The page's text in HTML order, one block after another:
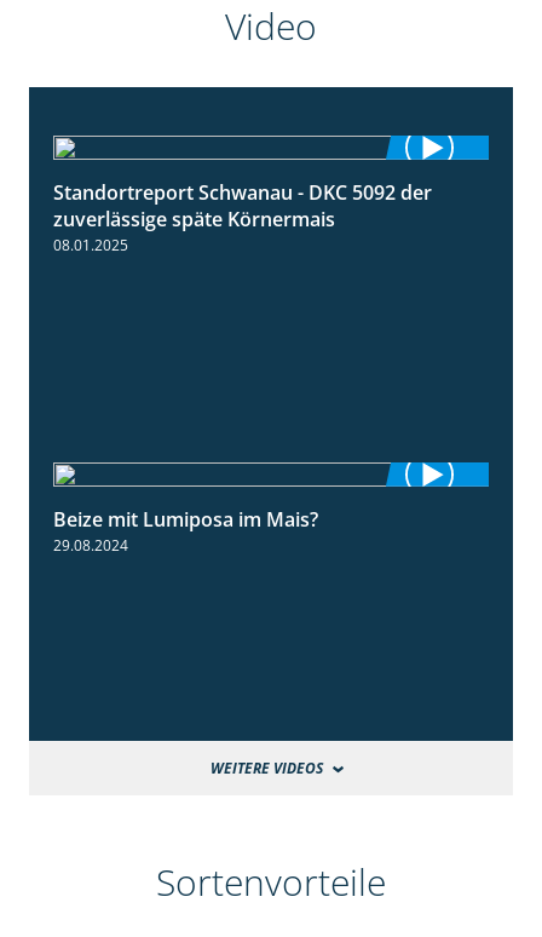
Video
1:18
Standortreport Schwanau - DKC 5092 der
zuverlässige späte Körnermais
08.01.2025
Beize mit Lumiposa im Mais?
29.08.2024
WEITERE VIDEOS
Sortenvorteile